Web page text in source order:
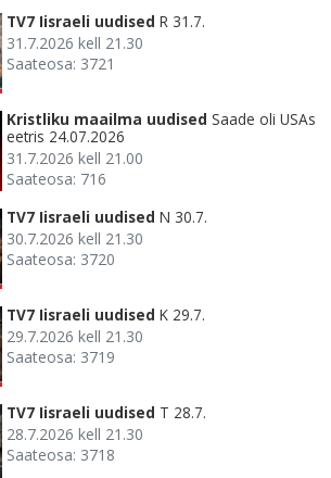
TV7 Iisraeli uudised R 31.7.
31.7.2026 kell 21.30
Saateosa: 3721
Kristliku maailma uudised Saade oli USAs
eetris 24.07.2026
31.7.2026 kell 21.00
Saateosa: 716
TV7 Iisraeli uudised N 30.7.
30.7.2026 kell 21.30
Saateosa: 3720
TV7 Iisraeli uudised K 29.7.
29.7.2026 kell 21.30
Saateosa: 3719
TV7 Iisraeli uudised T 28.7.
28.7.2026 kell 21.30
Saateosa: 3718